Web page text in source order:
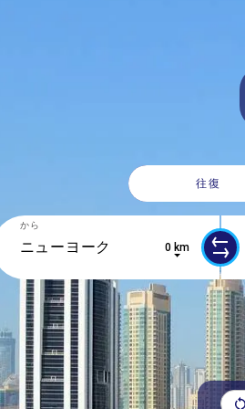
往復
10 results are available, use up and
から
0 km
0